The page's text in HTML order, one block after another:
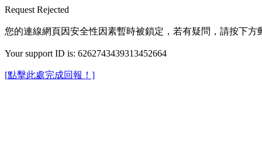
Request Rejected
您的連線網頁因安全性因素暫時被鎖定，若有疑問，請按下方
Your support ID is: 6262743439313452664
[點擊此處完成回報！]